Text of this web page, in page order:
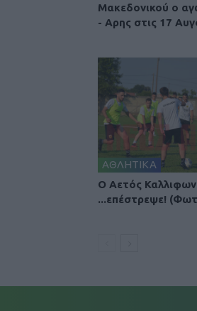
Μακεδονικού ο
- Αρης στις 17
ΑΘΛΗΤΙΚΑ
Ο Αετός
...επέστρεψε!